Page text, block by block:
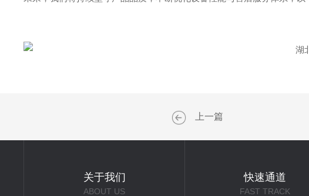
上一篇
关于我们
ABOUT US
快速通道
FAST TRACK